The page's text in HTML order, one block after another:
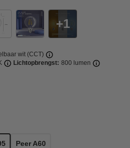
1
wit (CCT)
Lichtopbrengst: 800 lumen
Peer A60